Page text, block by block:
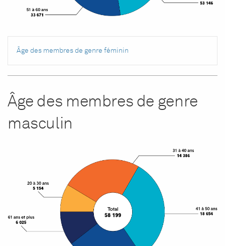
Âge des membres de genre féminin
Âge des membres de genre
masculin